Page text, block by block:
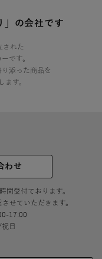
」の会社です
された
です。
添った商品を
ます。
わせ
間受付ております。
せていただきます。
17:00
日